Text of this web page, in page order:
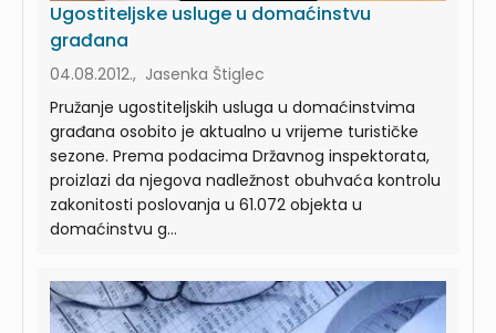
Ugostiteljske usluge u domaćinstvu
građana
04.08.2012., Jasenka Štiglec
Pružanje ugostiteljskih usluga u domaćinstvima
građana osobito je aktualno u vrijeme turističke
sezone. Prema podacima Državnog inspektorata,
proizlazi da njegova nadležnost obuhvaća kontrolu
zakonitosti poslovanja u 61.072 objekta u
domaćinstvu g...